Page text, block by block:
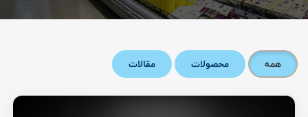
همه محصولات مقالات